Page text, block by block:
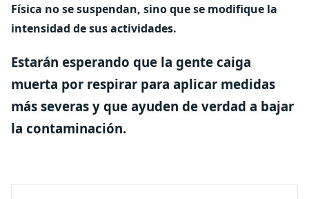
Física no se suspendan, sino que se modifique la
intensidad de sus actividades.
Estarán esperando que la gente caiga
muerta por respirar para aplicar medidas
más severas y que ayuden de verdad a bajar
la contaminación.